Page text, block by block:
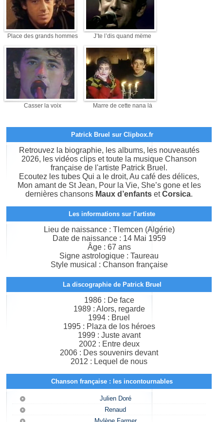
Place des grands hommes J’te l’dis quand même
Casser la voix Marre de cette nana là
Patrick Bruel sur Clipbox.fr
Retrouvez la biographie, les albums, les nouveautés
2026, les vidéos clips et toute la musique Chanson
française de l'artiste Patrick Bruel.
Ecoutez les tubes Qui a le droit, Au café des délices,
Mon amant de St Jean, Pour la Vie, She’s gone et les
dernières chansons Maux d’enfants etCorsica.
Les informations sur l'artiste
Lieu de naissance : Tlemcen (Algérie)
Date de naissance : 14 Mai 1959
Âge : 67 ans
Signe astrologique : Taureau
Style musical : Chanson française
La discographie de Patrick Bruel
1986 : De face
1989 : Alors, regarde
1994 : Bruel
1995 : Plaza de los héroes
1999 : Juste avant
2002 : Entre deux
2006 : Des souvenirs devant
2012 : Lequel de nous
Chanson française : les incontournables
Julien Doré
Renaud